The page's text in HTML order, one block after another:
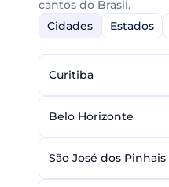
cantos do Brasil.
Cidades
Estados
Curitiba
Belo Horizonte
São José dos Pinhais